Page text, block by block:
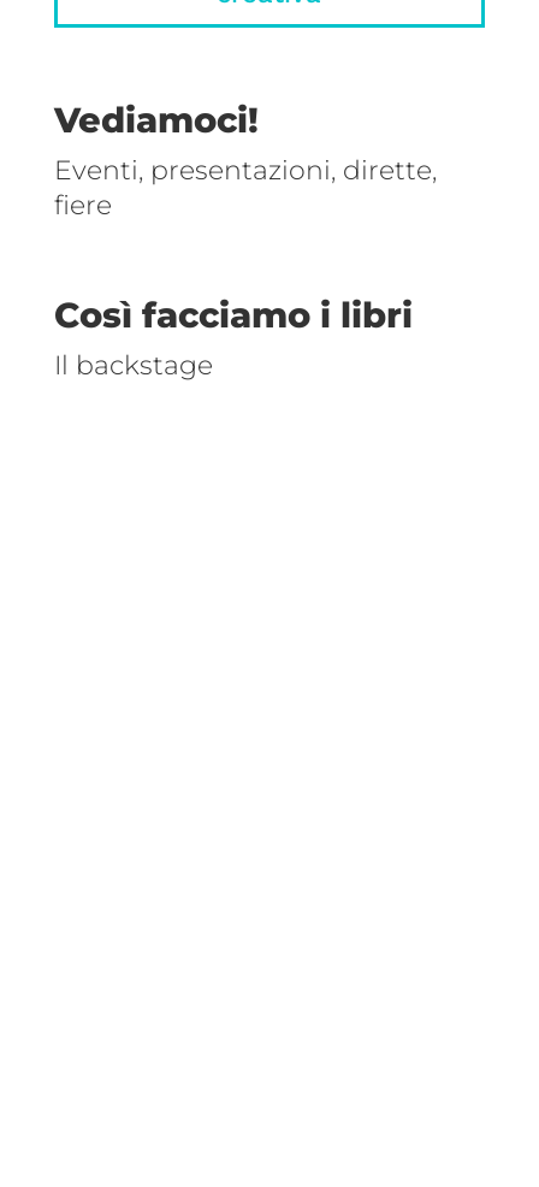
Vediamoci!
Eventi, presentazioni, dirette,
fiere
Così facciamo i libri
Il backstage